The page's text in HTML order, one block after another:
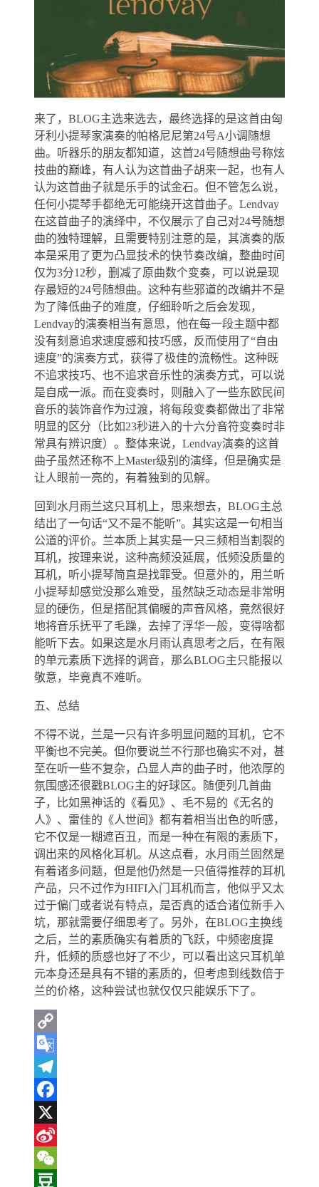
来了，BLOG主选来选去，最终选择的是这首由匈
牙利小提琴家演奏的帕格尼尼第24号A小调随想
曲。听器乐的朋友都知道，这首24号随想曲号称炫
技曲的巅峰，有人认为这首曲子胡来一起，也有人
认为这首曲子就是乐手的试金石。但不管怎么说，
任何小提琴手都绝无可能绕开这首曲子。Lendvay
在这首曲子的演绎中，不仅展示了自己对24号随想
曲的独特理解，且需要特别注意的是，其演奏的版
本是采用了更为凸显技术的快节奏改编，整曲时间
仅为3分12秒，删减了原曲数个变奏，可以说是现
存最短的24号随想曲。这种有些邪道的改编并不是
为了降低曲子的难度，仔细聆听之后会发现，
Lendvay的演奏相当有意思，他在每一段主题中都
没有刻意追求速度感和技巧感，反而使用了“自由
速度”的演奏方式，获得了极佳的流畅性。这种既
不追求技巧、也不追求音乐性的演奏方式，可以说
是自成一派。而在变奏时，则融入了一些东欧民间
音乐的装饰音作为过渡，将每段变奏都做出了非常
明显的区分（比如23秒进入的十六分音符变奏时非
常具有辨识度）。整体来说，Lendvay演奏的这首
曲子虽然还称不上Master级别的演绎，但是确实是
让人眼前一亮的，有着独到的见解。
回到水月雨兰这只耳机上，思来想去，BLOG主总
结出了一句话“又不是不能听”。其实这是一句相当
公道的评价。兰本质上其实是一只三频相当割裂的
耳机，按理来说，这种高频没延展，低频没质量的
耳机，听小提琴简直是找罪受。但意外的，用兰听
小提琴却感觉没那么难受，虽然缺乏动态是非常明
显的硬伤，但是搭配其偏暖的声音风格，竟然很好
地将音乐抚平了毛躁，去掉了浮华一般，变得啥都
能听下去。如果这是水月雨认真思考之后，在有限
的单元素质下选择的调音，那么BLOG主只能报以
敬意，毕竟真不难听。
五、总结
不得不说，兰是一只有许多明显问题的耳机，它不
平衡也不完美。但你要说兰不行那也确实不对，甚
至在听一些不复杂，凸显人声的曲子时，他浓厚的
氛围感还很戳BLOG主的好球区。随便列几首曲
子，比如黑神话的《看见》、毛不易的《无名的
人》、雷佳的《人世间》都有着相当出色的听感，
它不仅是一糊遮百丑，而是一种在有限的素质下，
调出来的风格化耳机。从这点看，水月雨兰固然是
有着诸多问题，但是他仍然是一只值得推荐的耳机
产品，只不过作为HIFI入门耳机而言，他似乎又太
过于偏门或者说有特点，是否真的适合诸位新手入
坑，那就需要仔细思考了。另外，在BLOG主换线
之后，兰的素质确实有着质的飞跃，中频密度提
升，低频的质感也好了不少，可以看出这只耳机单
元本身还是具有不错的素质的，但考虑到线数倍于
兰的价格，这种尝试也就仅仅只能娱乐下了。
Copy
Link
Google
Translate
Telegram
Facebook
X
Sina
Weibo
WeChat